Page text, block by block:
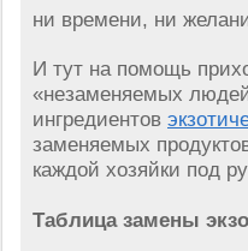
ни времени, ни
И тут на помощь
«незаменяемых
ингредиентов
заменяемых
каждой хозяйки под
Таблица замены